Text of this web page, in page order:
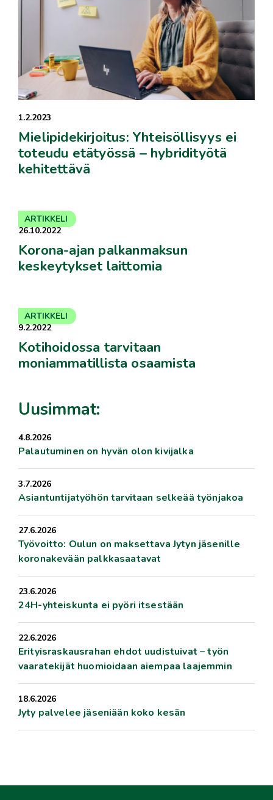
1.2.2023
Mielipidekirjoitus: Yhteisöllisyys ei
toteudu etätyössä – hybridityötä
kehitettävä
26.10.2022
Korona-ajan palkanmaksun
keskeytykset laittomia
ARTIKKELI
9.2.2022
Kotihoidossa tarvitaan
moniammatillista osaamista
ARTIKKELI
Uusimmat:
4.8.2026
Palautuminen on hyvän olon kivijalka
3.7.2026
Asiantuntijatyöhön tarvitaan selkeää työnjakoa
27.6.2026
Työvoitto: Oulun on maksettava Jytyn jäsenille
koronakevään palkkasaatavat
23.6.2026
24H-yhteiskunta ei pyöri itsestään
22.6.2026
Erityisraskausrahan ehdot uudistuivat – työn
vaaratekijät huomioidaan aiempaa laajemmin
18.6.2026
Jyty palvelee jäseniään koko kesän